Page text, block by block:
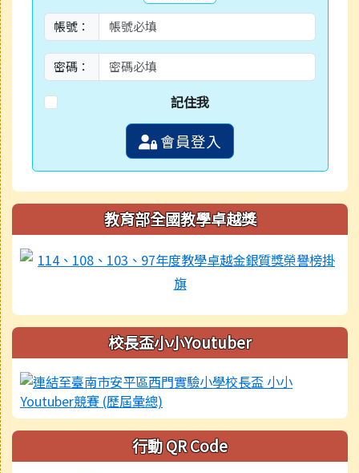
帳號：
密碼：
記住我
會員登入
教育部全國教學卓越獎
校長盃小小Youtuber
行動 QR Code